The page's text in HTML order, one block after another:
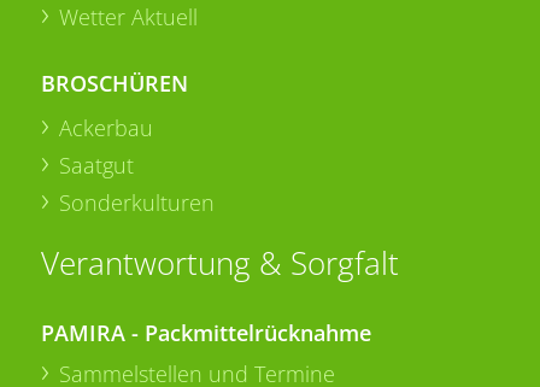
Wetter Aktuell
BROSCHÜREN
Ackerbau
Saatgut
Sonderkulturen
Verantwortung & Sorgfalt
PAMIRA - Packmittelrücknahme
Sammelstellen und Termine